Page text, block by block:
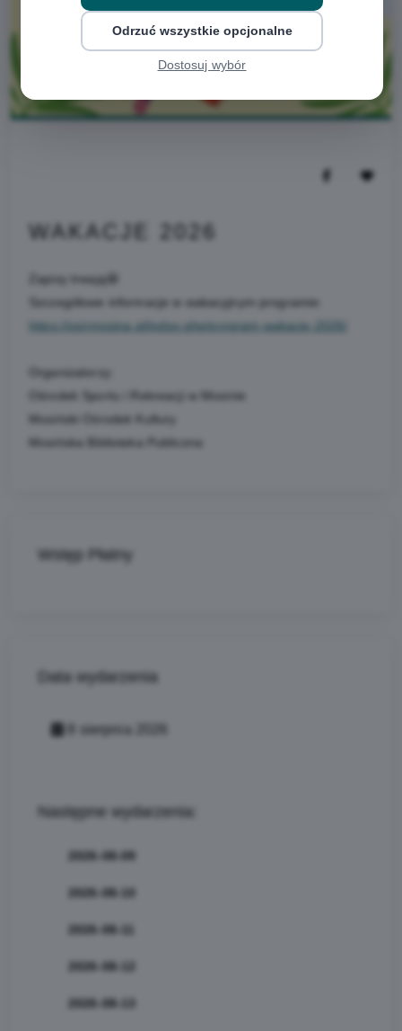
WAKACJE 2026
Zapisy trwają🤩
Szczegółowe informacje w wakacyjnym programie:
https://osirmosina.pl/index.php/program-wakacje-2026/
Organizatorzy:
Ośrodek Sportu i Rekreacji w Mosinie
Mosiński Ośrodek Kultury
Mosińska Biblioteka Publiczna
Wstęp Płatny
Data wydarzenia
8 sierpnia 2026
Następne wydarzenia:
2026-08-09
2026-08-10
2026-08-11
2026-08-12
2026-08-13
Odrzuć wszystkie opcjonalne
Dostosuj wybór